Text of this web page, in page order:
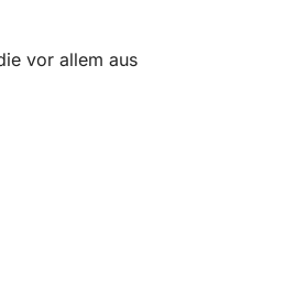
vor allem aus